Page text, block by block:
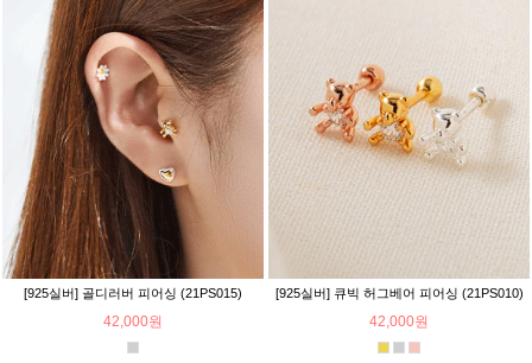
[925실버] 골디러버 피어싱 (21PS015)
42,000원
[925실버] 큐빅 허그베어 피어싱 (21PS010)
42,000원